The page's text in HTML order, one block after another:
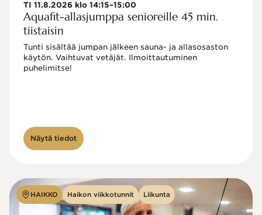
TI 11.8.2026 klo 14:15–15:00
Aquafit-allasjumppa senioreille 45 min.
tiistaisin
Tunti sisältää jumpan jälkeen sauna- ja allasosaston
käytön. Vaihtuvat vetäjät. Ilmoittautuminen
puhelimitse!
Näytä tiedot
HAIKKO Haikon viikkotunnit Liikunta